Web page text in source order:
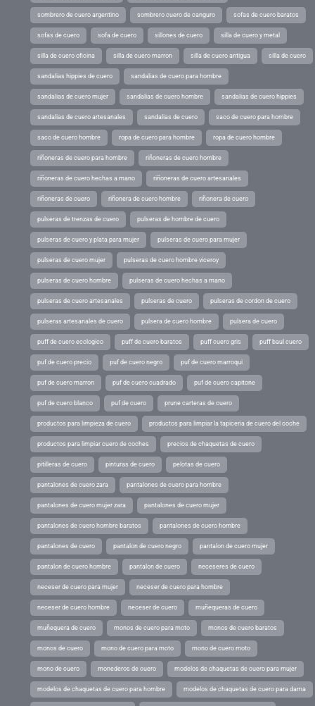
sombrero de cuero argentino sombrero cuero de canguro sofas de cuero baratos
sofas de cuero sofa de cuero sillones de cuero silla de cuero y metal
silla de cuero oficina silla de cuero marron silla de cuero antigua silla de cuero
sandalias hippies de cuero sandalias de cuero para hombre
sandalias de cuero mujer sandalias de cuero hombre sandalias de cuero hippies
sandalias de cuero artesanales sandalias de cuero saco de cuero para hombre
saco de cuero hombre ropa de cuero para hombre ropa de cuero hombre
riñoneras de cuero para hombre riñoneras de cuero hombre
riñoneras de cuero hechas a mano riñoneras de cuero artesanales
riñoneras de cuero riñonera de cuero hombre riñonera de cuero
pulseras de trenzas de cuero pulseras de hombre de cuero
pulseras de cuero y plata para mujer pulseras de cuero para mujer
pulseras de cuero mujer pulseras de cuero hombre viceroy
pulseras de cuero hombre pulseras de cuero hechas a mano
pulseras de cuero artesanales pulseras de cuero pulseras de cordon de cuero
pulseras artesanales de cuero pulsera de cuero hombre pulsera de cuero
puff de cuero ecologico puff de cuero baratos puff cuero gris puff baul cuero
puf de cuero precio puf de cuero negro puf de cuero marroqui
puf de cuero marron puf de cuero cuadrado puf de cuero capitone
puf de cuero blanco puf de cuero prune carteras de cuero
productos para limpieza de cuero productos para limpiar la tapiceria de cuero del coche
productos para limpiar cuero de coches precios de chaquetas de cuero
pitilleras de cuero pinturas de cuero pelotas de cuero
pantalones de cuero zara pantalones de cuero para hombre
pantalones de cuero mujer zara pantalones de cuero mujer
pantalones de cuero hombre baratos pantalones de cuero hombre
pantalones de cuero pantalon de cuero negro pantalon de cuero mujer
pantalon de cuero hombre pantalon de cuero neceseres de cuero
neceser de cuero para mujer neceser de cuero para hombre
neceser de cuero hombre neceser de cuero muñequeras de cuero
muñequera de cuero monos de cuero para moto monos de cuero baratos
monos de cuero mono de cuero para moto mono de cuero moto
mono de cuero monederos de cuero modelos de chaquetas de cuero para mujer
modelos de chaquetas de cuero para hombre modelos de chaquetas de cuero para dama